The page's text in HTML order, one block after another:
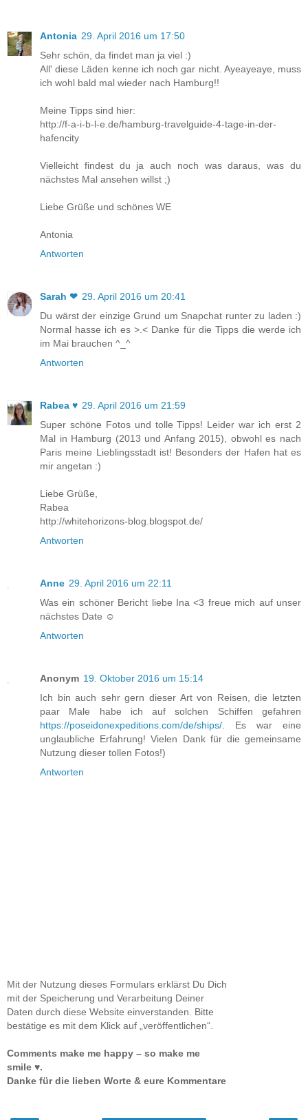
Antonia 29. April 2016 um 17:50
Sehr schön, da findet man ja viel :)
All' diese Läden kenne ich noch gar nicht. Ayeayeaye, muss
ich wohl bald mal wieder nach Hamburg!!
Meine Tipps sind hier:
http://f-a-i-b-l-e.de/hamburg-travelguide-4-tage-in-der-
hafencity
Vielleicht findest du ja auch noch was daraus, was du
nächstes Mal ansehen willst ;)
Liebe Grüße und schönes WE
Antonia
Antworten
Sarah ❤ 29. April 2016 um 20:41
Du wärst der einzige Grund um Snapchat runter zu laden :)
Normal hasse ich es >.< Danke für die Tipps die werde ich
im Mai brauchen ^_^
Antworten
Rabea ♥ 29. April 2016 um 21:59
Super schöne Fotos und tolle Tipps! Leider war ich erst 2
Mal in Hamburg (2013 und Anfang 2015), obwohl es nach
Paris meine Lieblingsstadt ist! Besonders der Hafen hat es
mir angetan :)
Liebe Grüße,
Rabea
http://whitehorizons-blog.blogspot.de/
Antworten
Anne 29. April 2016 um 22:11
Was ein schöner Bericht liebe Ina <3 freue mich auf unser
nächstes Date ☺️
Antworten
Anonym 19. Oktober 2016 um 15:14
Ich bin auch sehr gern dieser Art von Reisen, die letzten
paar Male habe ich auf solchen Schiffen gefahren
https://poseidonexpeditions.com/de/ships/. Es war eine
unglaubliche Erfahrung! Vielen Dank für die gemeinsame
Nutzung dieser tollen Fotos!)
Antworten
Mit der Nutzung dieses Formulars erklärst Du Dich
mit der Speicherung und Verarbeitung Deiner
Daten durch diese Website einverstanden. Bitte
bestätige es mit dem Klick auf „veröffentlichen“.
Comments make me happy – so make me
smile ♥.
Danke für die lieben Worte & eure Kommentare